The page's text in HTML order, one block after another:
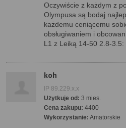
Oczywiście z każdym z
Olympusa są bodaj
każdemu ceniącemu
obsługiwaniem i
L1 z Leiką 14-50 2.8-
koh
IP 89.229.x.x
Użytkuje od: 3 mies.
Cena zakupu: 4400
Wykorzystanie: Amatorskie